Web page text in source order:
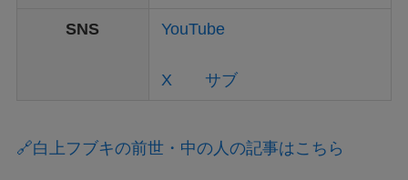
SNS YouTube
X サブ
🔗白上フブキの前世・中の人の記事はこちら